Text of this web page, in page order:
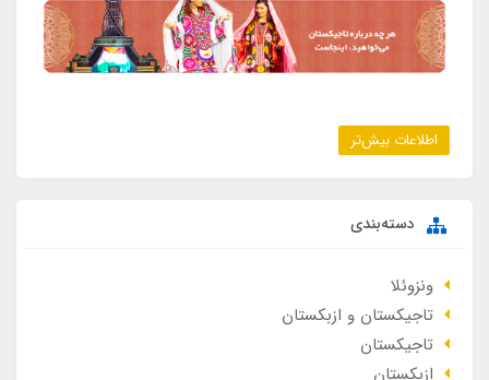
اطلاعات بیش‌تر
دسته‌بندی
ونزوئلا
تاجیکستان و ازبکستان
تاجیکستان
ازبکستان